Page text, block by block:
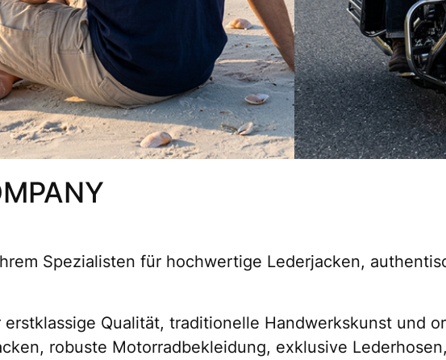
Spezialisten für hochwertige Lederjacken,
Qualität, traditionelle Handwerkskunst und
robuste Motorradbekleidung, exklusive